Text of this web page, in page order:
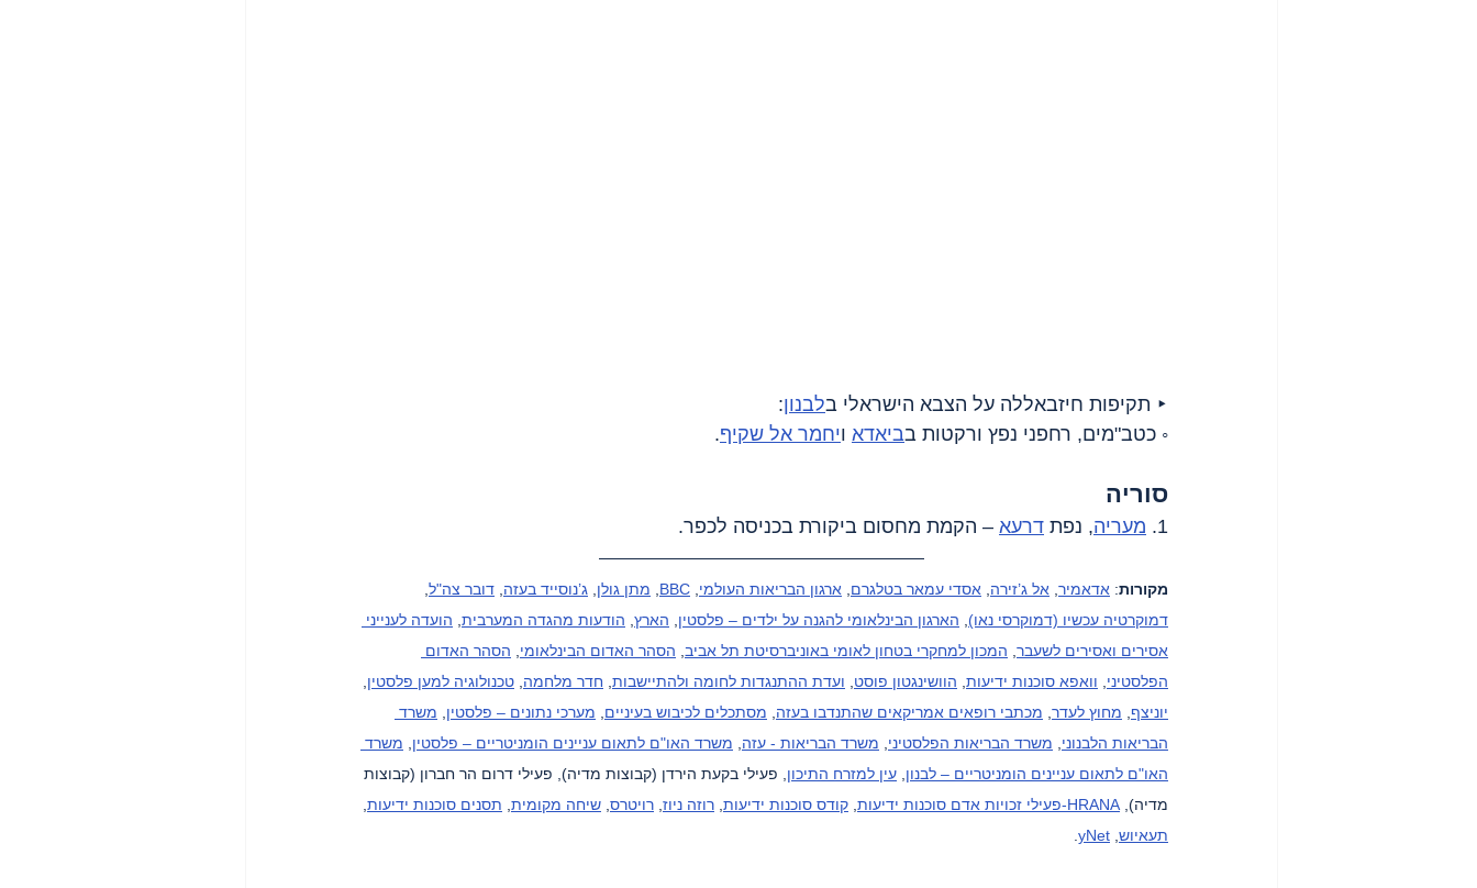
‣ תקיפות חיזבאללה על הצבא הישראלי בלבנון:
◦ כטב"מים, רחפני נפץ ורקטות בביאדא ויחמר אל שקיף.
סוריה
1. מעריה, נפת דרעא – הקמת מחסום ביקורת בכניסה לכפר.
מקורות: אדאמיר אל ג’זירה אסדי עמאר בטלגרם ארגון הבריאות העולמי BBC מתן גולן ג’נוסייד בעזה דובר צה"ל
דמוקרטיה עכשיו (דמוקרסי נאו)
הארגון הבינלאומי להגנה על ילדים – פלסטין הארץ הודעות מהגדה המערבית הועדה לענייני
אסירים ואסירים לשעבר המכון למחקרי בטחון לאומי באוניברסיטת תל אביב הסהר האדום הבינלאומי
הסהר האדום
הפלסטיני
וואפא סוכנות ידיעות הוושינגטון פוסט ועדת ההתנגדות לחומה ולהתיישבות חדר מלחמה טכנולוגיה למען פלסטין
יוניצף
מחוץ לעדר מכתבי רופאים אמריקאים שהתנדבו בעזה מסתכלים לכיבוש בעיניים מערכי נתונים – פלסטין
משרד
הבריאות הלבנוני
משרד הבריאות הפלסטיני משרד הבריאות - עזה משרד האו"ם לתאום עניינים הומניטריים – פלסטין
משרד
האו"ם לתאום עניינים הומניטריים – לבנון עין למזרח התיכון , פעילי בקעת הירדן (קבוצות מדיה), פעילי דרום הר חברון (קבוצות
מדיה), HRANA-פעילי זכויות אדם סוכנות ידיעות קודס סוכנות ידיעות רוזה ניוז רויטרס שיחה מקומית תסנים סוכנות ידיעות
תעאיוש yNet